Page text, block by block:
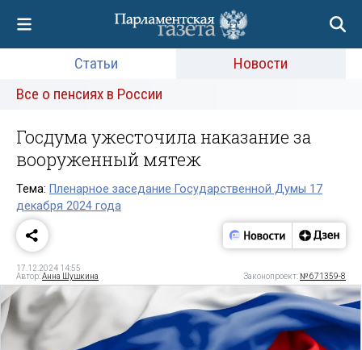
Статьи
Новости
Все о пенсиях в России
Госдума ужесточила наказание за
вооруженный мятеж
Тема: Пленарное заседание Государственной Думы 17
декабря 2024 года
17.12.2024 14:55
Автор:Анна Шушкина Законопроект: № 671359-8